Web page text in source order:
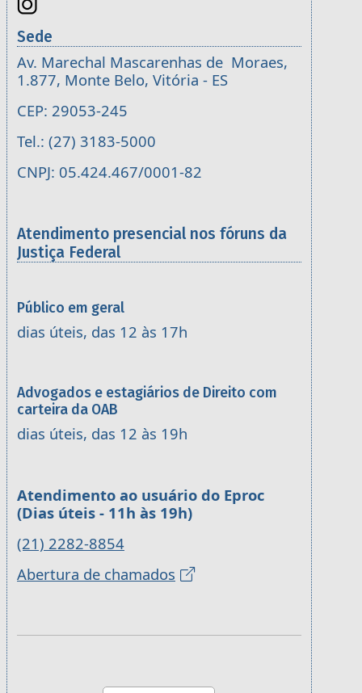
Sede
Av. Marechal Mascarenhas de Moraes,
1.877, Monte Belo, Vitória - ES
CEP: 29053-245
Tel.: (27) 3183-5000
CNPJ: 05.424.467/0001-82
Atendimento presencial nos fóruns da
Justiça Federal
Público em geral
dias úteis, das 12 às 17h
Advogados e estagiários de Direito com
carteira da OAB
dias úteis, das 12 às 19h
Atendimento ao usuário do Eproc
(Dias úteis - 11h às 19h)
(21) 2282-8854
Abertura de chamados